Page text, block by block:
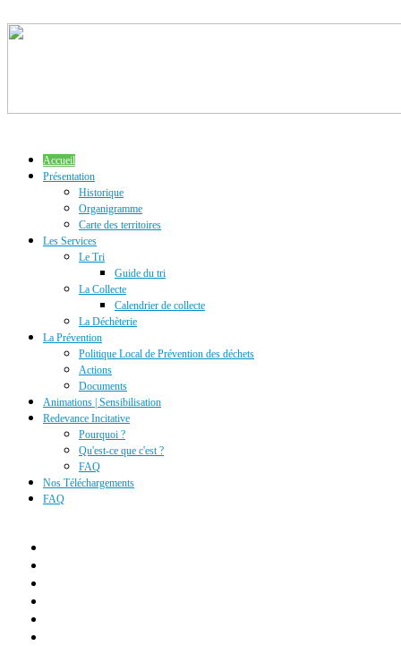
Accueil
Présentation
Historique
Organigramme
Carte des territoires
Les Services
Le Tri
Guide du tri
La Collecte
Calendrier de collecte
La Déchèterie
La Prévention
Politique Local de Prévention des déchets
Actions
Documents
Animations | Sensibilisation
Redevance Incitative
Pourquoi ?
Qu'est-ce que c'est ?
FAQ
Nos Téléchargements
FAQ